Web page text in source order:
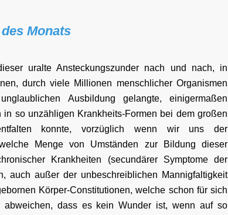
Monats
uralte Ansteckungszunder nach und nach, in
durch viele Millionen menschlicher Organismen
Ausbildung gelangte, einigermaßen
so unzähligen Krankheits-Formen bei dem großen
entfalten konnte, vorzüglich wenn wir uns der
Menge von Umständen zur Bildung dieser
Krankheiten (secundärer Symptome der
auch außer der unbeschreiblichen Mannigfaltigkeit
Körper-Constitutionen, welche schon für sich
abweichen, dass es kein Wunder ist, wenn auf so